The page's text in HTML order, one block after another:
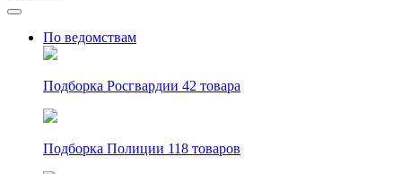
По ведомствам
Подборка Росгвардии 42 товара
Подборка Полиции 118 товаров